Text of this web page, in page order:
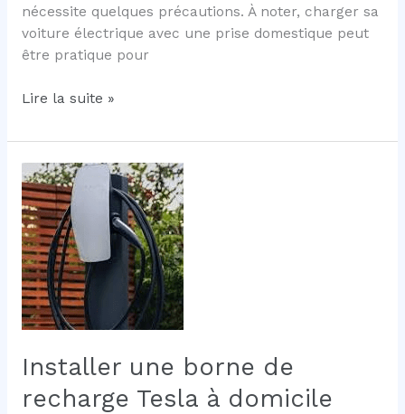
nécessite quelques précautions. À noter, charger sa
voiture électrique avec une prise domestique peut
être pratique pour
Peut
charger
son
véhicule
électrique
sur
une
prise
domestique?
Lire la suite »
Installer une borne de
recharge Tesla à domicile